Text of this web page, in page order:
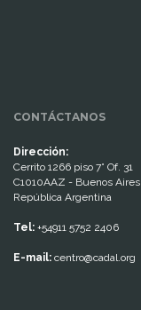
CONTÁCTANOS
Dirección:
Cerrito 1266 piso 7° Of. 31
C1010AAZ - Buenos Aires
República Argentina
Tel: +54911 5752 2406
E-mail: centro@cadal.org